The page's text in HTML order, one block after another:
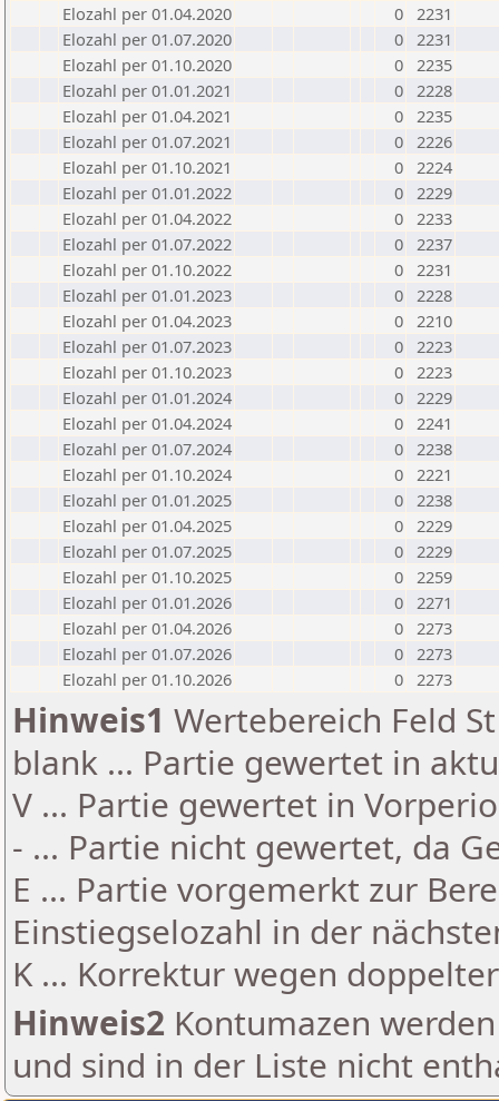
Elozahl per 01.04.2020
0 2231
Elozahl per 01.07.2020
0 2231
Elozahl per 01.10.2020
0 2235
Elozahl per 01.01.2021
0 2228
Elozahl per 01.04.2021
0 2235
Elozahl per 01.07.2021
0 2226
Elozahl per 01.10.2021
0 2224
Elozahl per 01.01.2022
0 2229
Elozahl per 01.04.2022
0 2233
Elozahl per 01.07.2022
0 2237
Elozahl per 01.10.2022
0 2231
Elozahl per 01.01.2023
0 2228
Elozahl per 01.04.2023
0 2210
Elozahl per 01.07.2023
0 2223
Elozahl per 01.10.2023
0 2223
Elozahl per 01.01.2024
0 2229
Elozahl per 01.04.2024
0 2241
Elozahl per 01.07.2024
0 2238
Elozahl per 01.10.2024
0 2221
Elozahl per 01.01.2025
0 2238
Elozahl per 01.04.2025
0 2229
Elozahl per 01.07.2025
0 2229
Elozahl per 01.10.2025
0 2259
Elozahl per 01.01.2026
0 2271
Elozahl per 01.04.2026
0 2273
Elozahl per 01.07.2026
0 2273
Elozahl per 01.10.2026
0 2273
Hinweis1 Wertebereich Feld
blank ... Partie gewertet in
V ... Partie gewertet in
- ... Partie nicht gewertet, da
E ... Partie vorgemerkt zur
Einstiegselozahl in der
K ... Korrektur wegen
Hinweis2 Kontumazen
und sind in der Liste nicht